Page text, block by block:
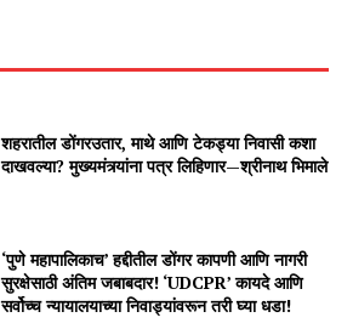
शहरातील डोंगरउतार, माथे आणि टेकड्या निवासी कशा
दाखवल्या? मुख्यमंत्र्यांना पत्र लिहिणार—श्रीनाथ भिमाले
‘पुणे महापालिकाच’ हद्दीतील डोंगर कापणी आणि नागरी
सुरक्षेसाठी अंतिम जबाबदार! ‘UDCPR’ कायदे आणि
सर्वोच्च न्यायालयाच्या निवाड्यांवरून तरी घ्या धडा!